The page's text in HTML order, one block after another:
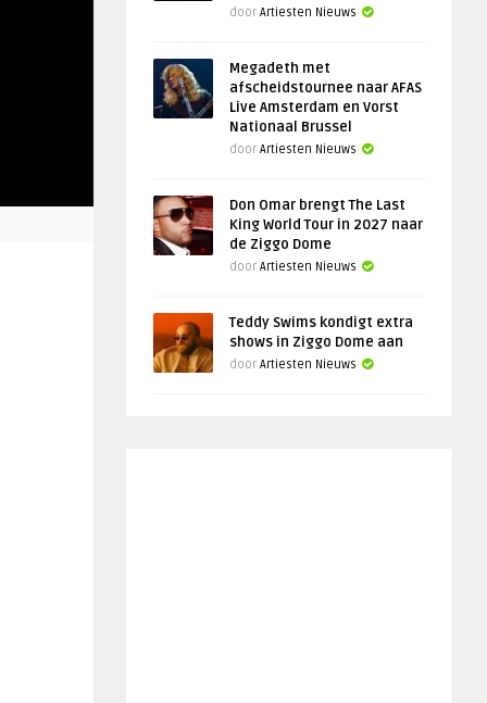
door Artiesten Nieuws
Megadeth met
afscheidstournee naar AFAS
Live Amsterdam en Vorst
Nationaal Brussel
door Artiesten Nieuws
Don Omar brengt The Last
King World Tour in 2027 naar
de Ziggo Dome
door Artiesten Nieuws
Teddy Swims kondigt extra
shows in Ziggo Dome aan
door Artiesten Nieuws